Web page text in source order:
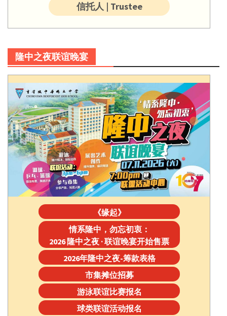
信托人 | Trustee
隆中之夜联谊晚宴
《缘起》
情系隆中，勿忘初衷：
2026 隆中之夜 · 联谊晚宴开始售票
2026年隆中之夜-筹款表格
市集摊位招募
游泳联谊比赛报名
球类联谊活动报名